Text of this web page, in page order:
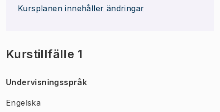
Kursplanen innehåller ändringar
Kurstillfälle 1
Undervisningsspråk
Engelska